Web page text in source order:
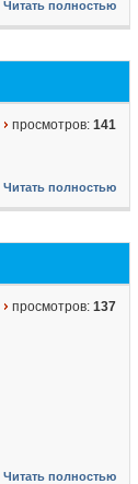
Читать полностью
просмотров: 141
Читать полностью
просмотров: 137
Читать полностью